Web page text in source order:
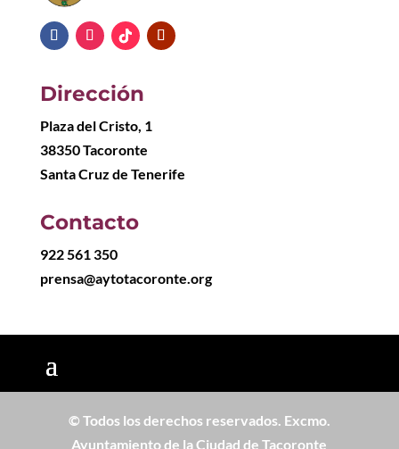
Dirección
Plaza del Cristo, 1
38350 Tacoronte
Santa Cruz de Tenerife
Contacto
922 561 350
prensa@aytotacoronte.org
© Todos los derechos reservados. Excmo.
Ayuntamiento de la Ciudad de Tacoronte